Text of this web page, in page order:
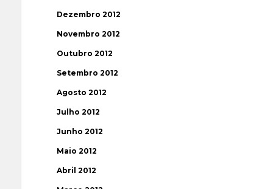
Dezembro 2012
Novembro 2012
Outubro 2012
Setembro 2012
Agosto 2012
Julho 2012
Junho 2012
Maio 2012
Abril 2012